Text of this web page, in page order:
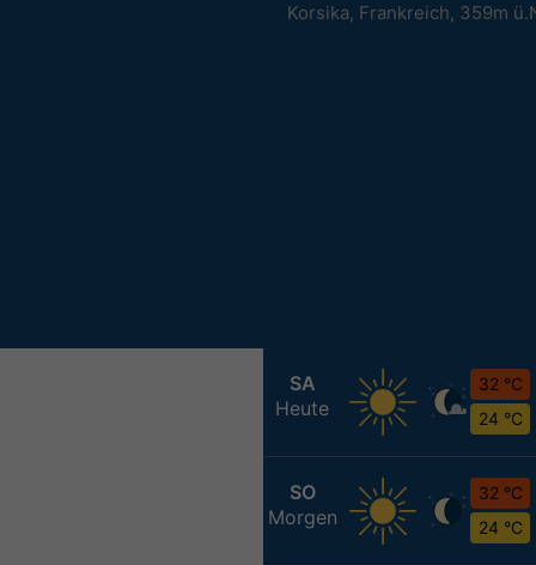
Korsika, Frankreich, 359m
SA
Heute
32 °C
24 °C
SO
Morgen
32 °C
24 °C